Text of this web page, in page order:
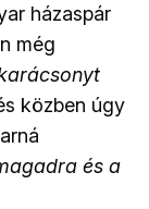
házaspár
még
közben úgy
és a